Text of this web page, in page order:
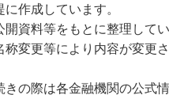
作成しています。
開資料等をもとに整理して
称変更等により内容が変更
きの際は各金融機関の公式